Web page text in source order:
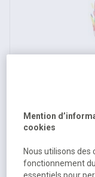
Disponible
20,01 €
24,01 €TTC
Mention
cookies
Nous utilisons des
fonctionnement
essentiels pour